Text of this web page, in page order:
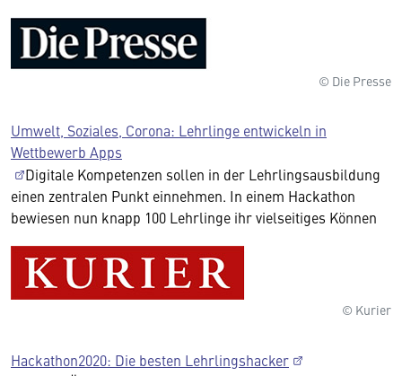
© Die Presse
Umwelt, Soziales, Corona: Lehrlinge entwickeln in
Wettbewerb Apps
Digitale Kompetenzen sollen in der Lehrlingsausbildung
einen zentralen Punkt einnehmen. In einem Hackathon
bewiesen nun knapp 100 Lehrlinge ihr vielseitiges Können
© Kurier
Hackathon2020: Die besten Lehrlingshacker